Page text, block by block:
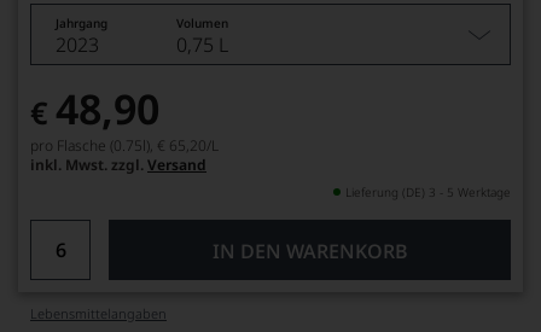
Jahrgang Volumen
2023 0,75 L
€ 48,90
pro Flasche (0.75l), € 65,20/L
inkl. Mwst. zzgl. Versand
Lieferung (DE) 3 - 5 Werktage
IN DEN WARENKORB
Lebensmittel­angaben